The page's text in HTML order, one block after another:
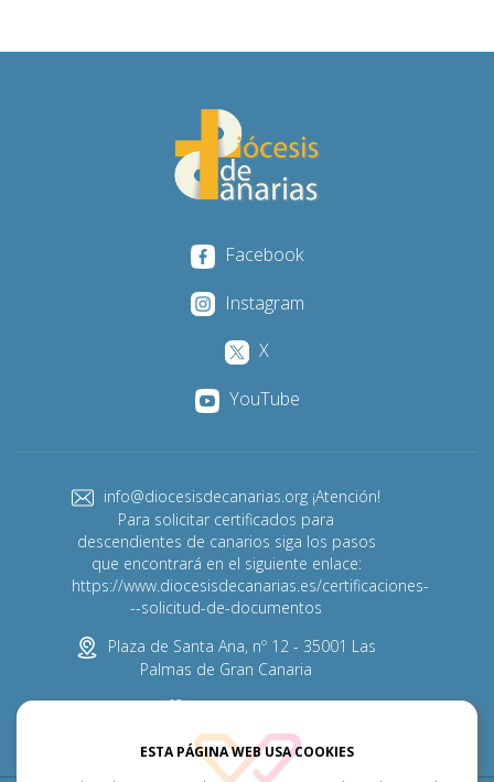
ESTA PÁGINA WEB USA COOKIES
Facebook
Instagram
X
YouTube
info@diocesisdecanarias.org ¡Atención!
Para solicitar certificados para
descendientes de canarios siga los pasos
que encontrará en el siguiente enlace:
https://www.diocesisdecanarias.es/certificaciones-
--solicitud-de-documentos
Plaza de Santa Ana, nº 12 - 35001 Las
Palmas de Gran Canaria